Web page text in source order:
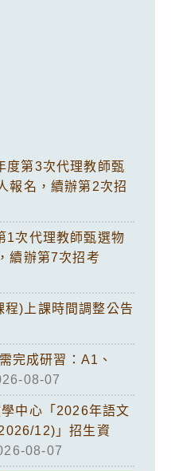
度第3次代理教師甄
報名，續辦第2次招
1次代理教師甄選物
續辦第7次招考
)上課時間調整公告
完成研習：A1、
08-07
中心「2026年語文
12)」招生資
08-07